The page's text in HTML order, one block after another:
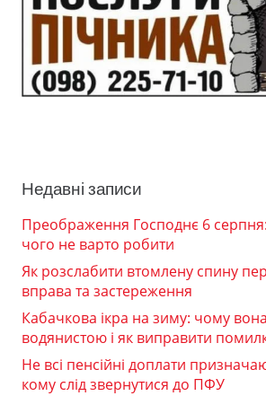
Недавні записи
Преображення Господнє 6
чого не варто робити
Як розслабити втомлену спину
вправа та застереження
Кабачкова ікра на зиму: чому
водянистою і як виправити
Не всі пенсійні доплати
кому слід звернутися до ПФУ